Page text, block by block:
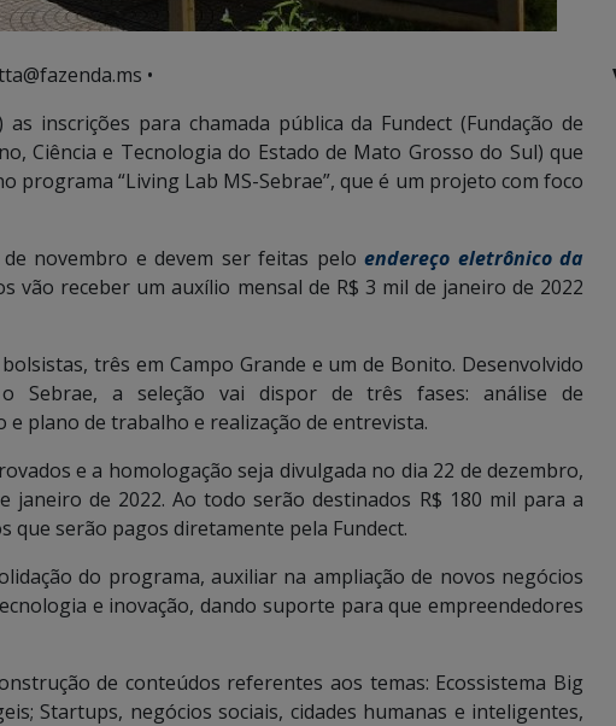
•
inscrições para chamada pública da Fundect (Fundação de
Ciência e Tecnologia do Estado de Mato Grosso do Sul) que
programa “Living Lab MS-Sebrae”, que é um projeto com foco
novembro e devem ser feitas pelo endereço eletrônico da
vão receber um auxílio mensal de R$ 3 mil de janeiro de 2022
três em Campo Grande e um de Bonito. Desenvolvido
Sebrae, a seleção vai dispor de três fases: análise de
plano de trabalho e realização de entrevista.
e a homologação seja divulgada no dia 22 de dezembro,
de 2022. Ao todo serão destinados R$ 180 mil para a
que serão pagos diretamente pela Fundect.
do programa, auxiliar na ampliação de novos negócios
e inovação, dando suporte para que empreendedores
de conteúdos referentes aos temas: Ecossistema Big
Startups, negócios sociais, cidades humanas e inteligentes,